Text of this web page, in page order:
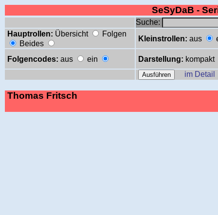
SeSyDaB -
Suche:
Hauptrollen: Übersicht
Folgen
Beides
Kleinstrollen: aus
Folgencodes: aus ein Darstellung: kompakt
im Detail
Thomas Fritsch